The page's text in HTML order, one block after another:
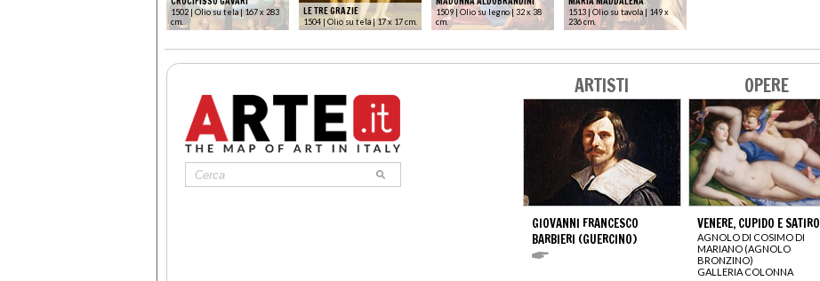
1502 | Olio su tela | 167 x 283
cm.
LE TRE GRAZIE
1504 | Olio su tela | 17 x 17 cm.
1509 | Olio su legno | 32 x 38
cm.
1513 | Olio su tavola | 149 x
236 cm.
ARTISTI
GIOVANNI FRANCESCO
BARBIERI (GUERCINO)
OPERE
VENERE, CUPIDO E SATIRO
AGNOLO DI COSIMO DI
MARIANO (AGNOLO
BRONZINO)
GALLERIA COLONNA